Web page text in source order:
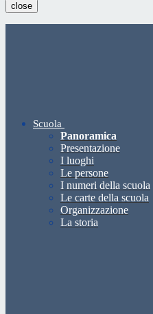
close
Scuola
Panoramica
Presentazione
I luoghi
Le persone
I numeri della scuola
Le carte della scuola
Organizzazione
La storia